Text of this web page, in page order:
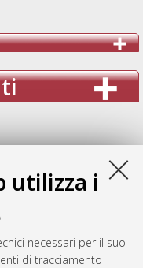
utilizza i
necessari per il suo
di tracciamento